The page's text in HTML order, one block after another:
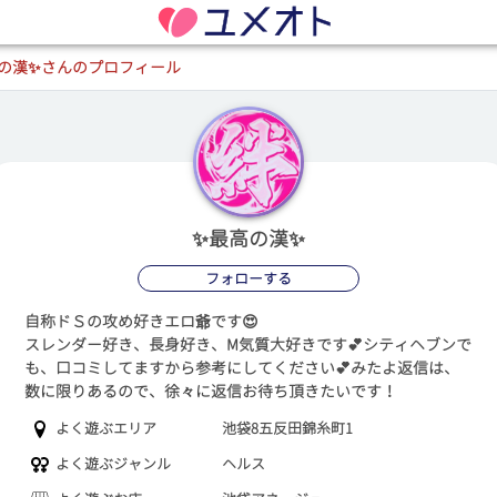
漢✨さんのプロフィール
✨最高の漢✨
フォローする
自称ドＳの攻め好きエロ爺です😍
スレンダー好き、長身好き、M気質大好きです💕シティヘブンで
も、口コミしてますから参考にしてください💕みたよ返信は、
数に限りあるので、徐々に返信お待ち頂きたいです！
よく遊ぶエリア
池袋8五反田錦糸町1
よく遊ぶジャンル
ヘルス